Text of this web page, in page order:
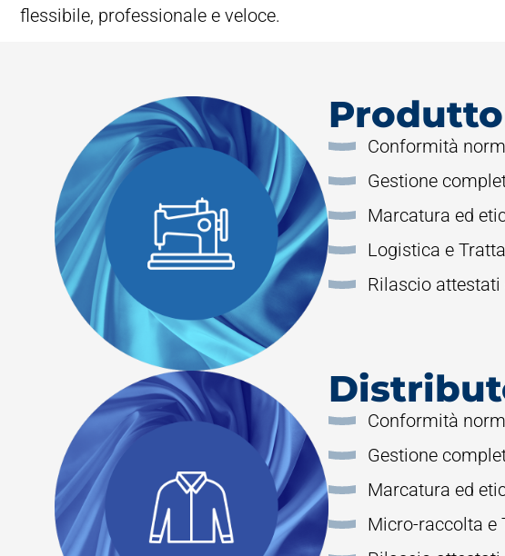
flessibile, professionale e veloce.
Conformità
Gestione
Marcatura ed
Logistica e
Rilascio
Conformità
Gestione
Marcatura ed
Micro-raccolta e